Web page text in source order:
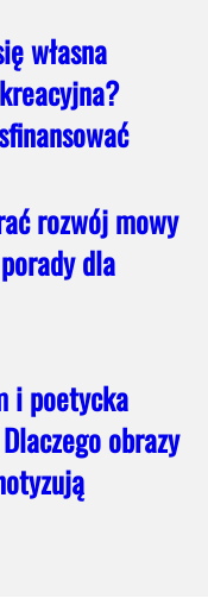
własna
rozwój mowy
dla
i poetycka
obrazy